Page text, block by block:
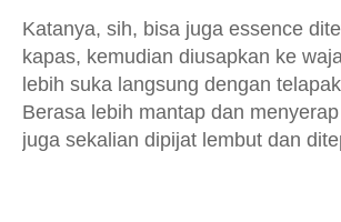
Katanya, sih, bisa juga essence
kapas, kemudian diusapkan ke
lebih suka langsung dengan
Berasa lebih mantap dan
juga sekalian dipijat lembut dan